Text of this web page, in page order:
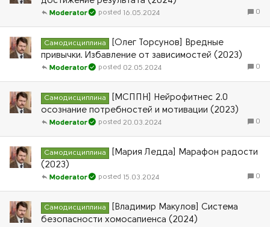
0
16.05.2024
Moderator
Самодисциплина
[Олег Торсунов] Вредные
привычки. Избавление от зависимостей (2023)
0
02.05.2024
Moderator
Самодисциплина
[МСППН] Нейрофитнес 2.0
осознание потребностей и мотивации (2023)
0
20.03.2024
Moderator
Самодисциплина
[Мария Ледда] Марафон радости
(2023)
0
15.03.2024
Moderator
Самодисциплина
[Владимир Макулов] Система
безопасности хомосапиенса (2024)